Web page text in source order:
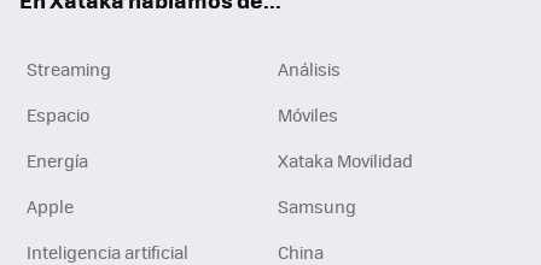
Streaming
Análisis
Espacio
Móviles
Energía
Xataka Movilidad
Apple
Samsung
Inteligencia artificial
China